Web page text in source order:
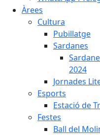
Àrees
Cultura
Pubillatge
Sardanes
2024
Jornades
Esports
Estació de
Festes
Ball del